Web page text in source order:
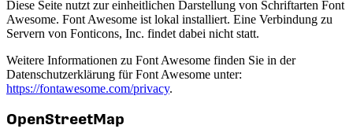
Diese Seite nutzt zur einheitlichen Darstellung von Schriftarten Font
Awesome. Font Awesome ist lokal installiert. Eine Verbindung zu
Servern von Fonticons, Inc. findet dabei nicht statt.
Weitere Informationen zu Font Awesome finden Sie in der
Datenschutzerklärung für Font Awesome unter:
https://fontawesome.com/privacy.
OpenStreetMap